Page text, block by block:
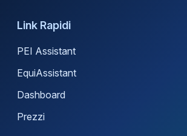
Link Rapidi
PEI Assistant
EquiAssistant
Dashboard
Prezzi